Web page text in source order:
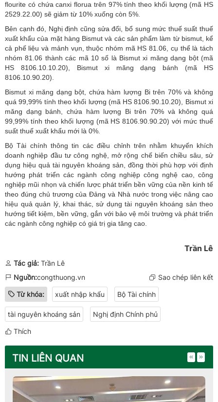
flourite có chứa canxi florua trên 97% tính theo khối lượng (mã HS
2529.22.00) sẽ giảm từ 10% xuống còn 5%.
Bên cạnh đó, Nghị định cũng sửa đổi, bổ sung mức thuế suất thuế
xuất khẩu của mặt hàng Bismut và các sản phẩm làm từ bismut, kể
cả phế liệu và mảnh vụn, thuộc nhóm mã HS 81.06, cụ thể là tách
nhóm 81.06 thành các mã 10 số là Bismut xi măng dạng bột (mã
HS 8106.10.10.20), Bismut xi măng dạng bánh (mã HS
8106.10.90.20).
Bismut xi măng dạng bột, chứa hàm lượng Bi trên 70% và không
quá 99,99% tính theo khối lượng (mã HS 8106.90.10.20), Bismut xi
măng dạng bánh, chứa hàm lượng Bi trên 70% và không quá
99,99% tính theo khối lượng (mã HS 8106.90.90.20) với mức thuế
suất thuế xuất khẩu mới là 0%.
Bộ Tài chính thông tin các điều chỉnh trên nhằm khuyến khích
doanh nghiệp đầu tư công nghệ, mở rộng chế biến chiều sâu, sử
dụng hiệu quả tài nguyên khoáng sản , đồng thời phù hợp với định
hướng phát triển các ngành công nghiệp công nghệ cao, công
nghiệp mũi nhọn và chiến lược phát triển bền vững của nền kinh tế
theo đúng chủ trương của Đảng và Nhà nước trong việc nâng cao
hiệu quả quản lý, khai thác, sử dụng tài nguyên khoáng sản theo
hướng tiết kiệm, bền vững, gắn với bảo vệ môi trường và phát triển
các ngành công nghiệp có giá trị gia tăng cao.
Trần Lê
Tác giả: Trần Lê
Nguồn:congthuong.vn Sao chép liên kết
Từ khóa: xuất nhập khẩu Bộ Tài chính
tài nguyên khoáng sản Nghị định Chính phủ
Thích
TIN LIÊN QUAN